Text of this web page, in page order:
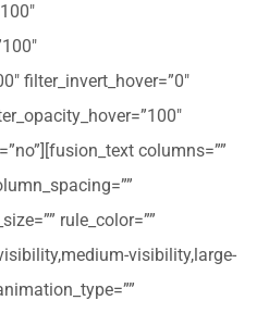
filter_invert_hover=”0″
columns=””
rule_color=””
visibility,large-